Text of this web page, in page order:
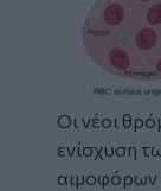
Οι νέοι
ενίσχυση
αιμοφόρων